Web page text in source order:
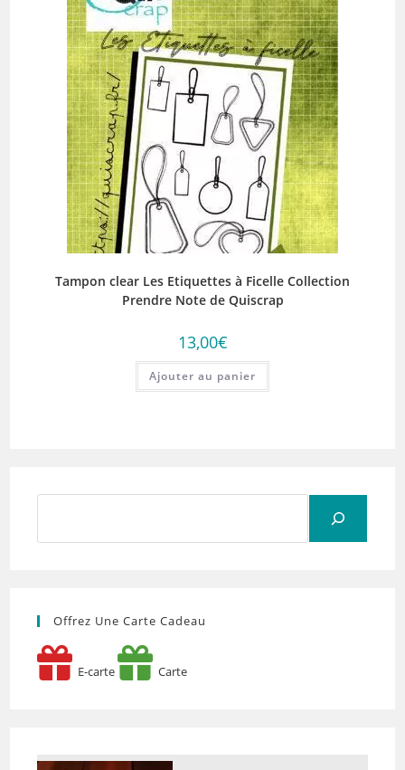
Tampon clear Les Etiquettes à Ficelle Collection
Prendre Note de Quiscrap
13,00€
Ajouter au panier
Offrez Une Carte Cadeau
E-carte Carte